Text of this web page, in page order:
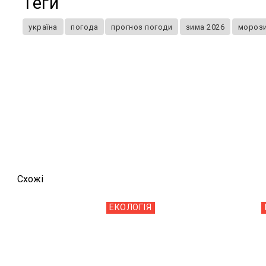
україна погода прогноз погоди зима 2026 морози
Схожi
ЕКОЛОГІЯ